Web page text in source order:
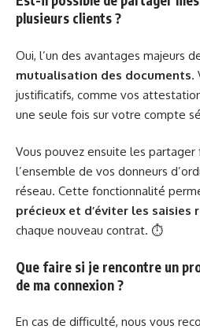
plusieurs clients ?
Oui, l’un des avantages majeurs
mutualisation des documents.
justificatifs, comme vos
une seule fois sur votre compte
Vous pouvez ensuite les
l’ensemble de vos donneurs
réseau. Cette fonctionnalité
précieux et d’éviter les saisies
chaque nouveau contrat. ⏱️
Que faire si je rencontre un
de ma connexion ?
En cas de difficulté, nous vous